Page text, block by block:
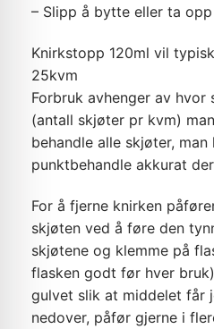
– Slipp å bytte eller ta
Knirkstopp 120ml vil
25kvm
Forbruk avhenger av
(antall skjøter pr kvm)
behandle alle skjøter, man
punktbehandle akkurat
For å fjerne knirken
skjøten ved å føre den
skjøtene og klemme på
flasken godt før hver
gulvet slik at middelet får
nedover, påfør gjerne i